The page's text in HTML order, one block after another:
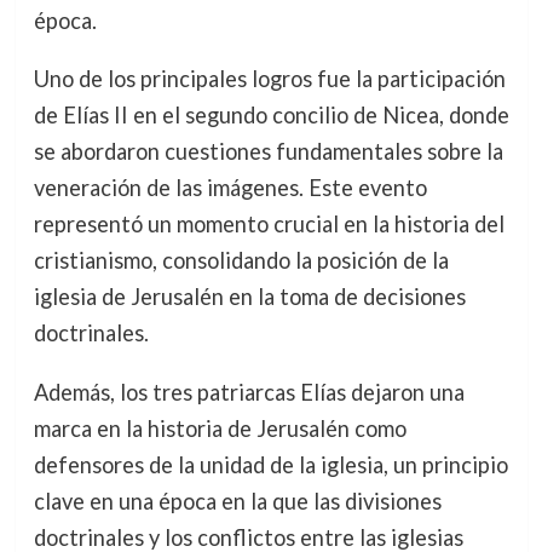
época.
Uno de los principales logros fue la participación
de Elías II en el segundo concilio de Nicea, donde
se abordaron cuestiones fundamentales sobre la
veneración de las imágenes. Este evento
representó un momento crucial en la historia del
cristianismo, consolidando la posición de la
iglesia de Jerusalén en la toma de decisiones
doctrinales.
Además, los tres patriarcas Elías dejaron una
marca en la historia de Jerusalén como
defensores de la unidad de la iglesia, un principio
clave en una época en la que las divisiones
doctrinales y los conflictos entre las iglesias